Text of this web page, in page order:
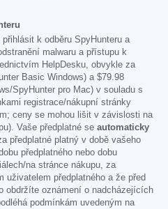
k odběru SpyHunteru a
malwaru a přístupu k
HelpDesku, obvykle za
Basic Windows) a $79.98
SpyHunter pro Mac) v souladu s
registrace/nákupní stránky
ceny se mohou lišit v závislosti na
Vaše předplatné se automaticky
předplatné platný v době vašeho
předplatného nebo dobu
na stránce nákupu, za
uživatelem předplatného a že před
obdržíte oznámení o nadcházejících
podmínkám uvedeným na